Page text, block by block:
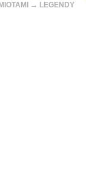
→ LEGENDY